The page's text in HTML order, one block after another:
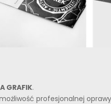
GRAFIK.
profesjonalnej